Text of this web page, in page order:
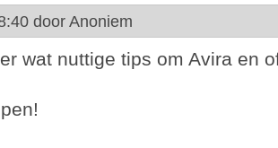
door Anoniem
wat nuttige tips om Avira en